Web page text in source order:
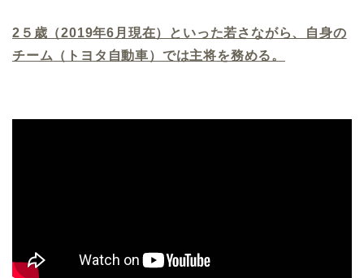
2５歳（2019年6月現在）といった若さながら、自身の
チーム（トヨタ自動車）では主将を務める。